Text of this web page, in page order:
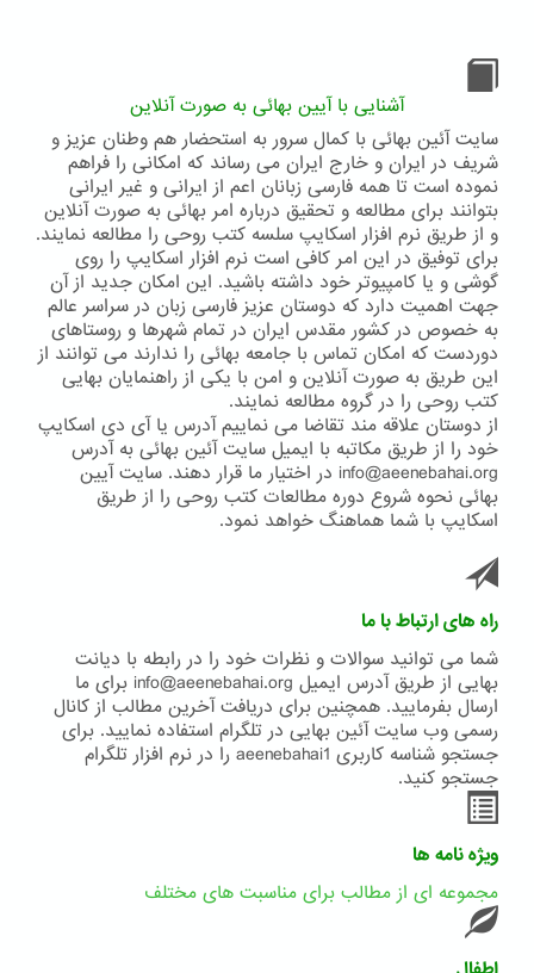
آشنایی با آیین بهائی به صورت آنلاین
سایت آئین بهائی با کمال سرور به استحضار هم وطنان عزیز و
شریف در ایران و خارج ایران می رساند که امکانی را فراهم
نموده است تا همه فارسی زبانان اعم از ایرانی و غیر ایرانی
بتوانند برای مطالعه و تحقیق درباره امر بهائی به صورت آنلاین
و از طریق نرم افزار اسکایپ سلسه کتب روحی را مطالعه نمایند.
برای توفیق در این امر کافی است نرم افزار اسکایپ را روی
گوشی و یا کامپیوتر خود داشته باشید. این امکان جدید از آن
جهت اهمیت دارد که دوستان عزیز فارسی زبان در سراسر عالم
به خصوص در کشور مقدس ایران در تمام شهرها و روستاهای
دوردست که امکان تماس با جامعه بهائی را ندارند می توانند از
این طریق به صورت آنلاین و امن با یکی از راهنمایان بهایی
کتب روحی را در گروه مطالعه نمایند.
از دوستان علاقه مند تقاضا می نماییم آدرس یا آی دی اسکایپ
خود را از طریق مکاتبه با ایمیل سایت آئین بهائی به آدرس
info@aeenebahai.org در اختیار ما قرار دهند. سایت آیین
بهائی نحوه شروع دوره مطالعات کتب روحی را از طریق
اسکایپ با شما هماهنگ خواهد نمود.
راه های ارتباط با ما
شما می توانید سوالات و نظرات خود را در رابطه با دیانت
بهایی از طریق آدرس ایمیل info@aeenebahai.org برای ما
ارسال بفرمایید. همچنین برای دریافت آخرین مطالب از کانال
رسمی وب سایت آئین بهایی در تلگرام استفاده نمایید. برای
جستجو شناسه کاربری aeenebahai1 را در نرم افزار تلگرام
جستجو کنید.
ویژه نامه ها
مجموعه ای از مطالب برای مناسبت های مختلف